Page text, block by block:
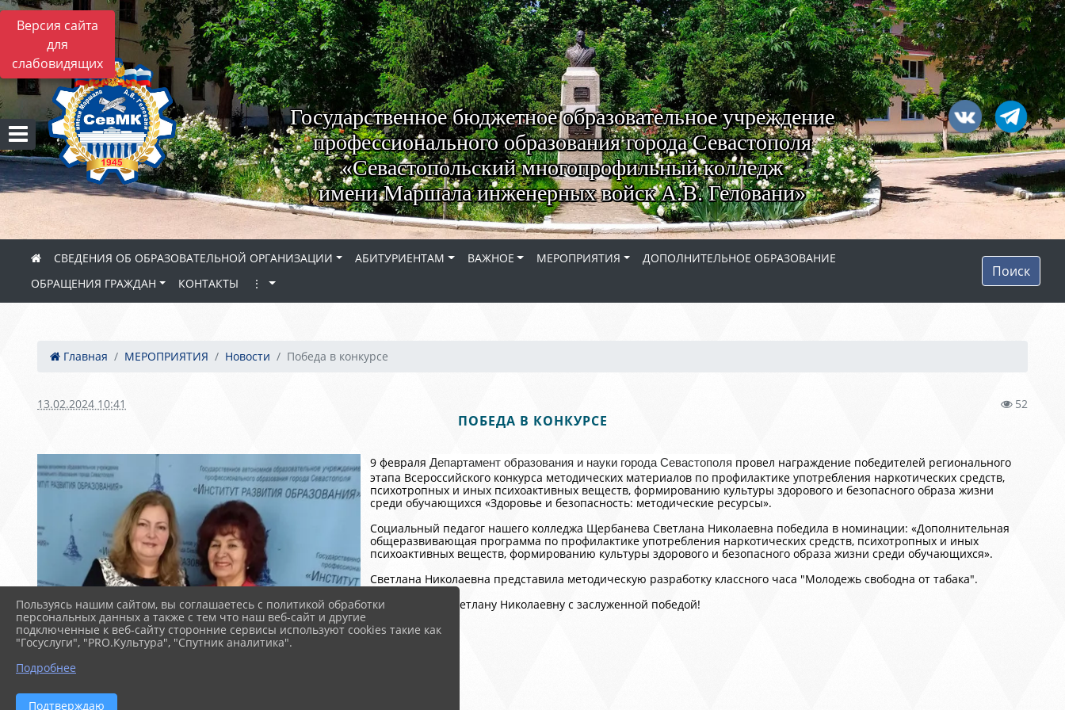
Версия сайта
для
слабовидящих
Государственное бюджетное образовательное учреждение
профессионального образования города Севастополя
«Севастопольский многопрофильный колледж
имени Маршала инженерных войск А.В. Геловани»
СВЕДЕНИЯ ОБ ОБРАЗОВАТЕЛЬНОЙ ОРГАНИЗАЦИИ АБИТУРИЕНТАМ ВАЖНОЕ МЕРОПРИЯТИЯ
ДОПОЛНИТЕЛЬНОЕ ОБРАЗОВАНИЕ
ОБРАЩЕНИЯ ГРАЖДАН
КОНТАКТЫ ⋮
Поиск
Главная МЕРОПРИЯТИЯ Новости Победа в конкурсе
13.02.2024 10:41 52
ПОБЕДА В КОНКУРСЕ
9 февраля Департамент образования и науки города Севастополя провел награждение победителей регионального
этапа Всероссийского конкурса методических материалов по профилактике употребления наркотических средств,
психотропных и иных психоактивных веществ, формированию культуры здорового и безопасного образа жизни
среди обучающихся «Здоровье и безопасность: методические ресурсы».
Социальный педагог нашего колледжа Щербанева Светлана Николаевна победила в номинации: «Дополнительная
общеразвивающая программа по профилактике употребления наркотических средств, психотропных и иных
психоактивных веществ, формированию культуры здорового и безопасного образа жизни среди обучающихся».
Светлана Николаевна представила методическую разработку классного часа "Молодежь свободна от табака".
Поздравляем Светлану Николаевну с заслуженной победой!
Пользуясь нашим сайтом, вы соглашаетесь с политикой обработки
персональных данных а также с тем что наш веб-сайт и другие
подключенные к веб-сайту сторонние сервисы используют cookies такие как
"Госуслуги", "PRO.Культура", "Спутник аналитика".
Подробнее
Подтверждаю